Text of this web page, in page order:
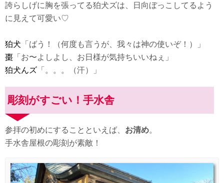
誇らしげに胸を張ってる狛犬ズは、日向ぼっこしてるよう
に見えて可愛い♡
狛犬 「ばう！（何度も言うが、我々は神の使いぞ！）」
棗 「お〜よしよし、お日様が気持ちいいねぇ」
狛犬んズ 「。。。（汗）」
彫刻がすごい！手水舎
参拝の初めにすることといえば、 お清め。
手水舎屋根の彫刻が素敵！